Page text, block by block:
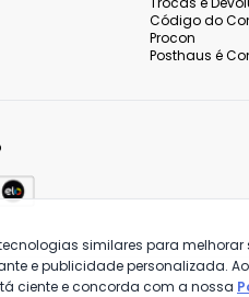
Código do
Procon
Posthaus é
similares para
e publicidade personalizada.
ciente e concorda com a nossa